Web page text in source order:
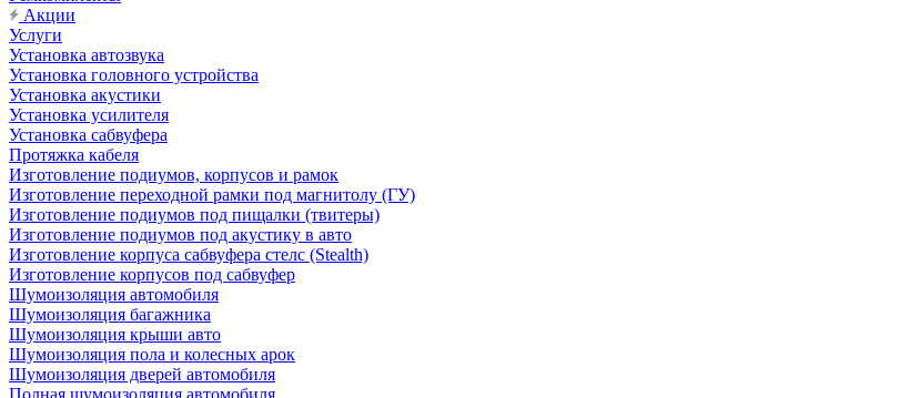
Акции
Услуги
Установка автозвука
Установка головного устройства
Установка акустики
Установка усилителя
Установка сабвуфера
Протяжка кабеля
Изготовление подиумов, корпусов и рамок
Изготовление переходной рамки под магнитолу (ГУ)
Изготовление подиумов под пищалки (твитеры)
Изготовление подиумов под акустику в авто
Изготовление корпуса сабвуфера стелс (Stealth)
Изготовление корпусов под сабвуфер
Шумоизоляция автомобиля
Шумоизоляция багажника
Шумоизоляция крыши авто
Шумоизоляция пола и колесных арок
Шумоизоляция дверей автомобиля
Полная шумоизоляция автомобиля